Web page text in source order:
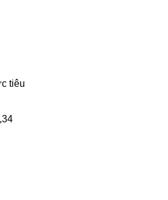
tiêu